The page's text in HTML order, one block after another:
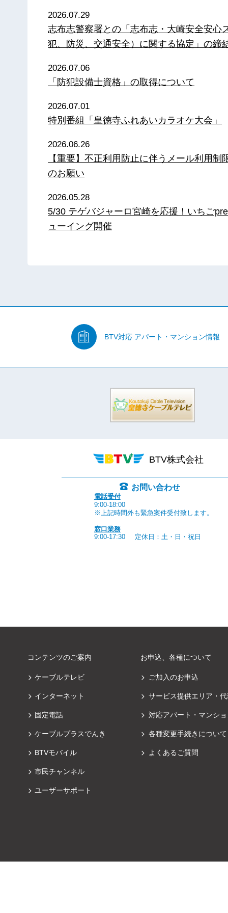
2026.07.29
志布志警察署との「志布志・大崎安全安心
犯、防災、交通安全）に関する協定」の締
2026.07.06
「防犯設備士資格」の取得について
2026.07.01
特別番組「皇徳寺ふれあいカラオケ大会」
2026.06.26
【重要】不正利用防止に伴うメール利用制
のお願い
2026.05.28
5/30 テゲバジャーロ宮崎を応援！いちご
ューイング開催
BTV対応 アパート・マンション情報
BTV株式会社
お問い合わせ
電話受付
9:00-18:00
※上記時間外も緊急案件受付致します。
窓口業務
9:00-17:30
定休日：土・日・祝日
コンテンツのご案内
ケーブルテレビ
インターネット
固定電話
ケーブルプラスでんき
BTVモバイル
市民チャンネル
ユーザーサポート
お申込、各種について
ご加入のお申込
サービス提供エリア・
対応アパート・マンシ
各種変更手続きについて
よくあるご質問